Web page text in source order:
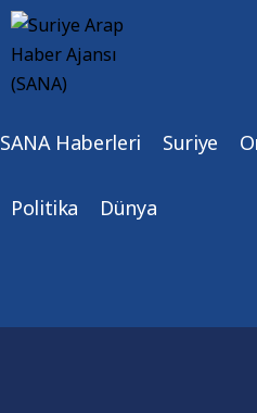
SANA Haberleri Suriye
Politika Dünya